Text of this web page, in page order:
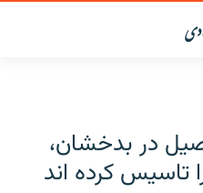
در بدخشان،
تاسیس کرده اند